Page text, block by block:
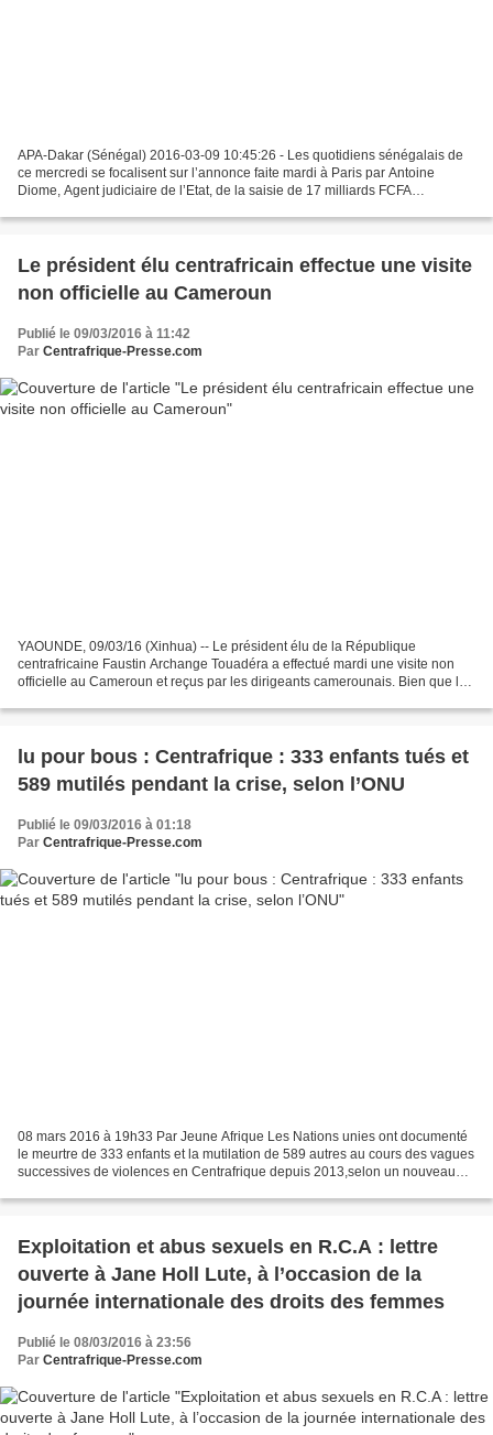
APA-Dakar (Sénégal) 2016-03-09 10:45:26 - Les quotidiens sénégalais de
ce mercredi se focalisent sur l’annonce faite mardi à Paris par Antoine
Diome, Agent judiciaire de l’Etat, de la saisie de 17 milliards FCFA
Le président élu centrafricain effectue une visite
non officielle au Cameroun
Publié le 09/03/2016 à 11:42
Par Centrafrique-Presse.com
YAOUNDE, 09/03/16 (Xinhua) -- Le président élu de la République
centrafricaine Faustin Archange Touadéra a effectué mardi une visite non
officielle au Cameroun et reçus par les dirigeants camerounais. Bien que le
lu pour bous : Centrafrique : 333 enfants tués et
589 mutilés pendant la crise, selon l’ONU
Publié le 09/03/2016 à 01:18
Par Centrafrique-Presse.com
08 mars 2016 à 19h33 Par Jeune Afrique Les Nations unies ont documenté
le meurtre de 333 enfants et la mutilation de 589 autres au cours des vagues
successives de violences en Centrafrique depuis 2013,selon un nouveau
Exploitation et abus sexuels en R.C.A : lettre
ouverte à Jane Holl Lute, à l’occasion de la
journée internationale des droits des femmes
Publié le 08/03/2016 à 23:56
Par Centrafrique-Presse.com